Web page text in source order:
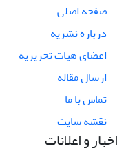
صفحه اصلی
درباره نشریه
اعضای هیات تحریریه
ارسال مقاله
تماس با ما
نقشه سایت
اخبار و اعلانات